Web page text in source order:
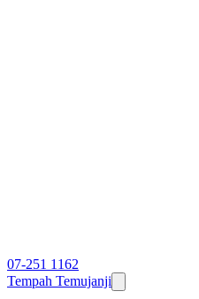
07-251 1162
Tempah Temujanji